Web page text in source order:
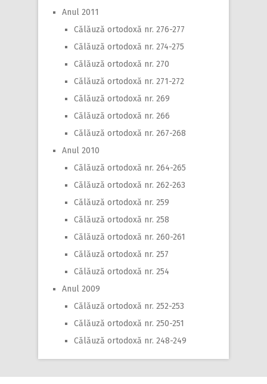
Anul 2011
Călăuză ortodoxă nr. 276-277
Călăuză ortodoxă nr. 274-275
Călăuză ortodoxă nr. 270
Călăuză ortodoxă nr. 271-272
Călăuză ortodoxă nr. 269
Călăuză ortodoxă nr. 266
Călăuză ortodoxă nr. 267-268
Anul 2010
Călăuză ortodoxă nr. 264-265
Călăuză ortodoxă nr. 262-263
Călăuză ortodoxă nr. 259
Călăuză ortodoxă nr. 258
Călăuză ortodoxă nr. 260-261
Călăuză ortodoxă nr. 257
Călăuză ortodoxă nr. 254
Anul 2009
Călăuză ortodoxă nr. 252-253
Călăuză ortodoxă nr. 250-251
Călăuză ortodoxă nr. 248-249